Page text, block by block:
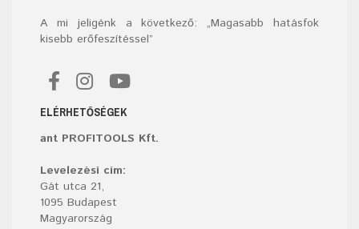
A mi jeligénk a következő: „Magasabb hatásfok
kisebb erőfeszítéssel”
ELÉRHETŐSÉGEK
ant PROFITOOLS Kft.
Levelezési cím:
Gát utca 21,
1095 Budapest
Magyarország